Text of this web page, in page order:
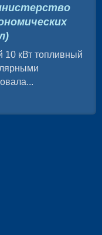
10 кВт топливный